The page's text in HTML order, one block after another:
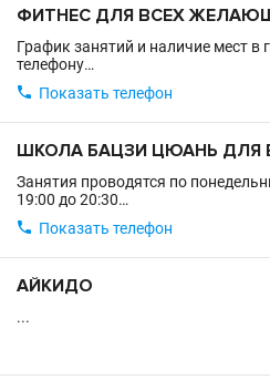
ФИТНЕС ДЛЯ ВСЕХ
График занятий и наличие мест в
телефону…
 Показать телефон
ШКОЛА БАЦЗИ ЦЮАНЬ
Занятия проводятся по
19:00 до 20:30…
 Показать телефон
АЙКИДО
...